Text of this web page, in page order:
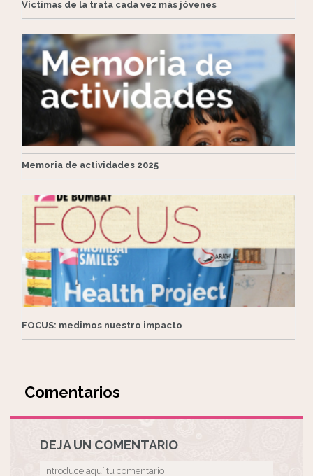
Víctimas de la trata cada vez más jóvenes
Memoria de actividades 2025
FOCUS: medimos nuestro impacto
Comentarios
DEJA UN COMENTARIO